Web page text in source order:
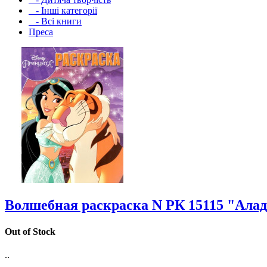
- Інші категорії
- Всі книги
Преса
Волшебная раскраска N РК 15115
Out of Stock
..